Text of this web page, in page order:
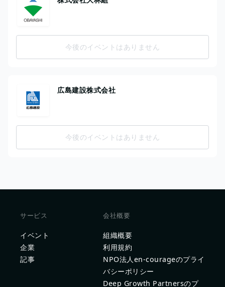
今後のイベントはありません
広島建設株式会社
今後のイベントはありません
サービス
イベント
企業
記事
会社概要
組織概要
利用規約
NPO法人en-courageのプライ
バシーポリシー
Deep Growth Partnersのプ